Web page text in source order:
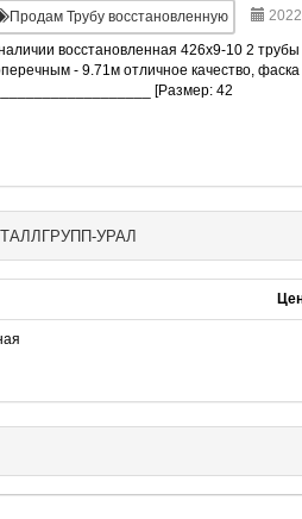
Продам Трубу восстановленную
восстановленная 426х9-10 2
- 9.71м отличное качество,
[Размер: 42
УРАЛ